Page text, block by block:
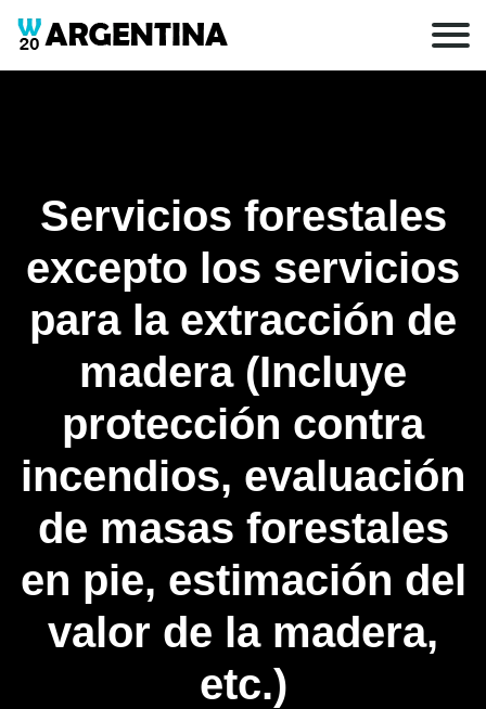
Servicios forestales
excepto los servicios
para la extracción de
madera (Incluye
protección contra
incendios, evaluación
de masas forestales
en pie, estimación del
valor de la madera,
etc.)